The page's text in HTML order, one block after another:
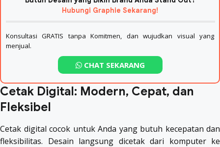
Hubungi Graphie Sekarang!
Konsultasi GRATIS tanpa Komitmen, dan wujudkan visual yang
menjual.
CHAT SEKARANG
Cetak Digital: Modern, Cepat, dan
Fleksibel
Cetak digital cocok untuk Anda yang butuh kecepatan dan
fleksibilitas. Desain langsung dicetak dari komputer ke